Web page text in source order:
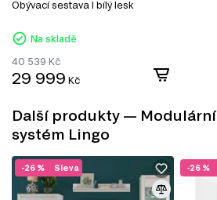
Nástěnné police a skříňky
Obývací sestava I bílý lesk
Na skladě
40 539 Kč
29 999 Kč
Další produkty — Modulární
systém Lingo
Sleva
-26 % -26 %